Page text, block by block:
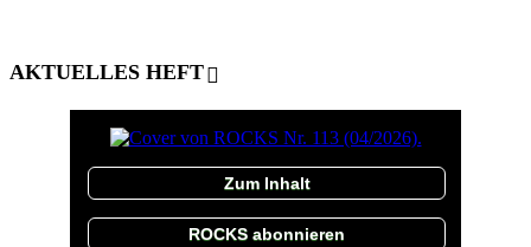
AKTUELLES HEFT
Zum Inhalt
ROCKS abonnieren